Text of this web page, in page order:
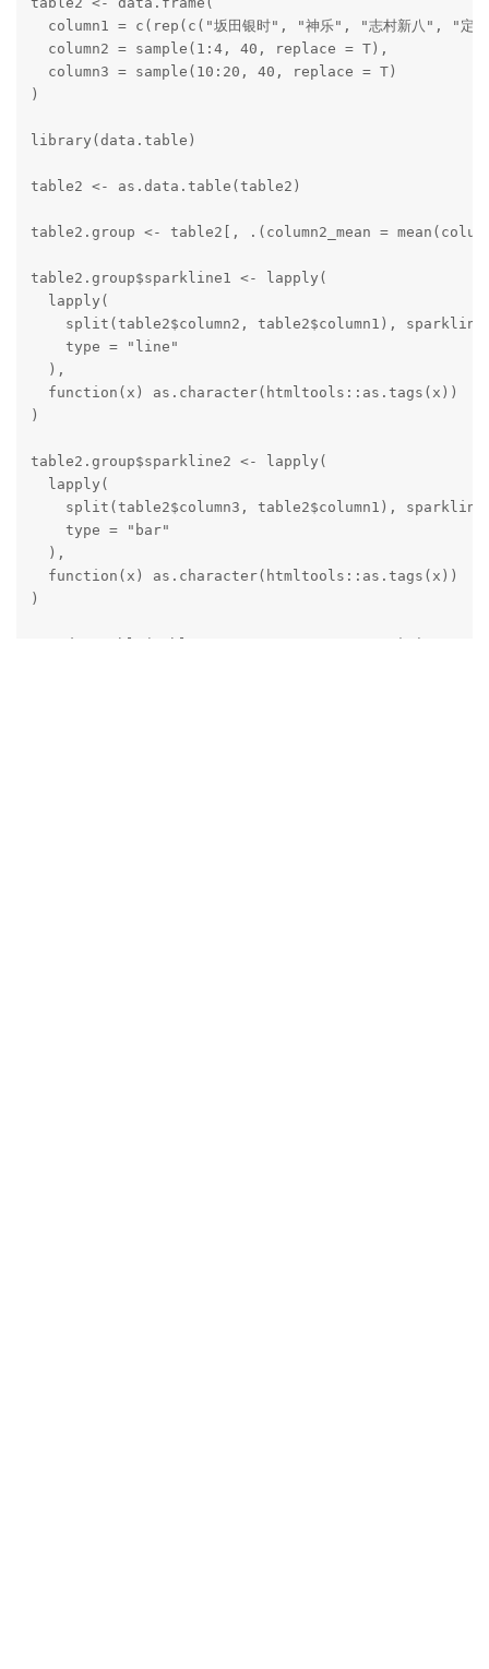
column1 = c(rep(c("坂田银时", "神乐", "志村新八", "定
  column2 = sample(1:4, 40, replace = T),
  column3 = sample(10:20, 40, replace = T)
)
library(data.table)
table2 <- as.data.table(table2)
table2.group <- table2[, .(column2_mean =
table2.group$sparkline1 <- lapply(
  lapply(
split(table2$column2, table2$column1),
    type = "line"
  ),
  function(x) as.character(htmltools::as.tags(x))
)
table2.group$sparkline2 <- lapply(
  lapply(
split(table2$column3, table2$column1),
    type = "bar"
  ),
  function(x) as.character(htmltools::as.tags(x))
)